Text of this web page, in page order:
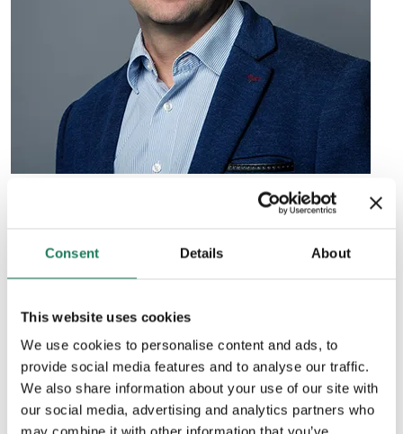
Consent Details About
This website uses cookies
We use cookies to personalise content and ads, to
provide social media features and to analyse our traffic.
We also share information about your use of our site with
our social media, advertising and analytics partners who
Konsultant i kierownik projektu posiadający ponad 25 lat
produktu oraz planowanie rozwoju. Jego specjalności
obejmują zarządzanie ryzykiem (certyfikowany CRISC),
zarządzanie dostarczaniem usług, zarządzanie
bezpieczeństwem (certyfikowany CISM), zarządzanie
produktami oprogramowania, SCRUM, CRM oraz